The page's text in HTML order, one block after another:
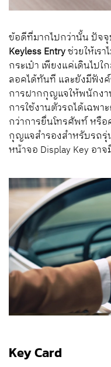
ข้อดีที่มากไปกว่านั้น ปัจ
Keyless Entryช่วยให้เร
กระเป๋า เพียงแค่เดินไ
ลอคได้ทันที และยังมีฟัง
การฝากกุญแจให้พนักงา
การใช้งานตัวรถได้เฉพ
กว่าการยื่นโทรศัพท์ หรื
กุญแจสำรองสำหรับรถรุ่
หน้าจอ Display Key อา
Key Card